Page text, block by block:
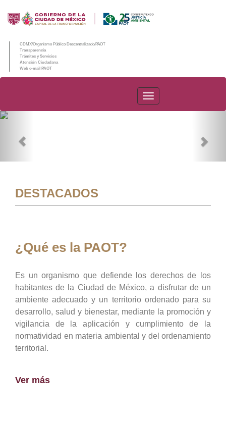
CDMX/Organismo Público Descentralizado/PAOT
Transparencia
Trámites y Servicios
Atención Ciudadana
Web e-mail PAOT
PAOT
DESTACADOS
¿Qué es la PAOT?
Es un organismo que defiende los derechos de los
habitantes de la Ciudad de México, a disfrutar de un
ambiente adecuado y un territorio ordenado para su
desarrollo, salud y bienestar, mediante la promoción y
vigilancia de la aplicación y cumplimiento de la
normatividad en materia ambiental y del ordenamiento
territorial.
Ver más